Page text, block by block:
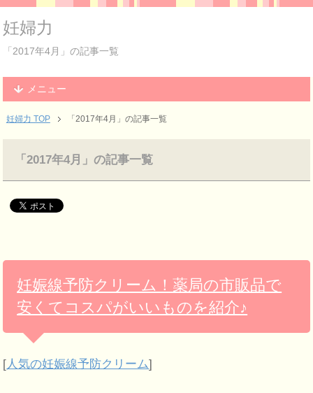
妊婦力
「2017年4月」の記事一覧
メニュー
妊婦力 TOP 「2017年4月」の記事一覧
「2017年4月」の記事一覧
妊娠線予防クリーム！薬局の市販品で
安くてコスパがいいものを紹介♪
[人気の妊娠線予防クリーム]